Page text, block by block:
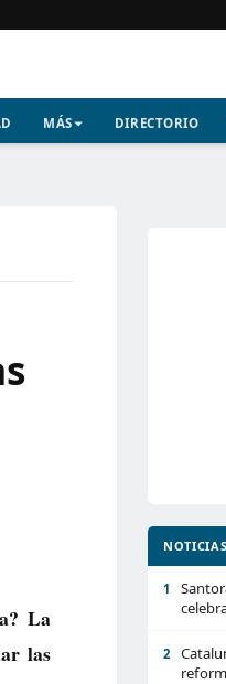
MÁS DIRECTORIO
La
las
1
2